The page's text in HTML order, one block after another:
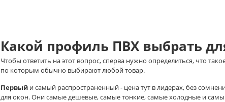
Какой профиль ПВХ выбрать
Чтобы ответить на этот вопрос, сперва нужно определиться, что
по которым обычно выбирают любой товар.
Первый и самый распространенный - цена тут в лидерах, без
для окон. Они самые дешевые, самые тонкие, самые холодные и